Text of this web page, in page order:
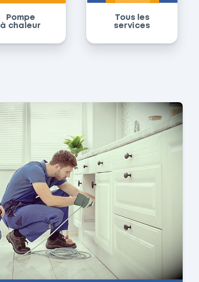
Pompe
à chaleur
Tous les
services